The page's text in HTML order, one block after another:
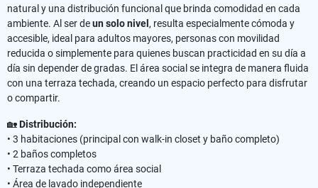
natural y una distribución funcional que brinda comodidad en cada
ambiente. Al ser deun solo nivel , resulta especialmente cómoda y
accesible, ideal para adultos mayores, personas con movilidad
reducida o simplemente para quienes buscan practicidad en su día a
día sin depender de gradas. El área social se integra de manera fluida
con una terraza techada, creando un espacio perfecto para disfrutar
o compartir.
🏡Distribución:
• 3 habitaciones (principal con walk-in closet y baño completo)
• 2 baños completos
• Terraza techada como área social
• Área de lavado independiente